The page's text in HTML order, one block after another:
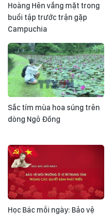
Hoàng Hên vắng mặt trong
buổi tập trước trận gặp
Campuchia
Sắc tím mùa hoa súng trên
dòng Ngô Đồng
Học Bác mỗi ngày: Bảo vệ